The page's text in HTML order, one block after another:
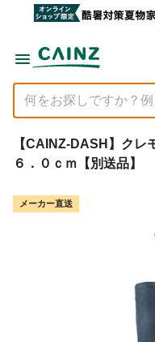
【CAINZ-DASH】ク
６．０ｃｍ【別送品】
メーカー直送